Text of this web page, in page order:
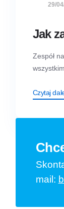
29/
Jak
Zespół
Czytaj
mail: